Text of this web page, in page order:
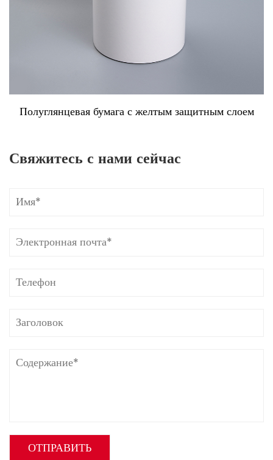
Полуглянцевая бумага с желтым защитным слоем
Свяжитесь с нами сейчас